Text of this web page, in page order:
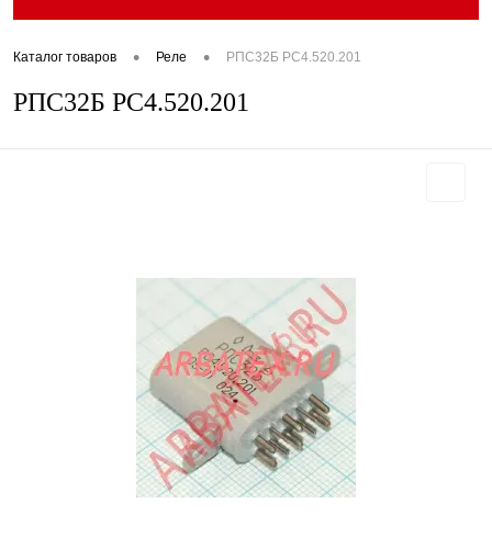
Каталог товаров • Реле • РПС32Б РС4.520.201
РПС32Б РС4.520.201